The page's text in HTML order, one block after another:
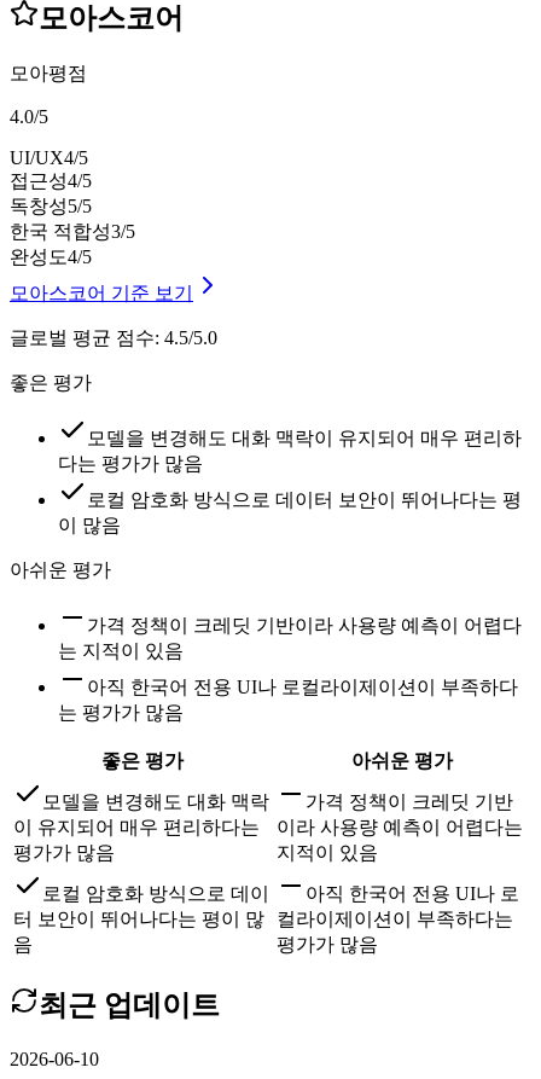
모아스코어
모아평점
4.0/5
UI/UX4/5
접근성4/5
독창성5/5
한국 적합성3/5
완성도4/5
모아스코어 기준 보기
글로벌 평균 점수: 4.5/5.0
좋은 평가
모델을 변경해도 대화 맥락이 유지되어 매우 편리하
다는 평가가 많음
로컬 암호화 방식으로 데이터 보안이 뛰어나다는 평
이 많음
아쉬운 평가
가격 정책이 크레딧 기반이라 사용량 예측이 어렵다
는 지적이 있음
아직 한국어 전용 UI나 로컬라이제이션이 부족하다
는 평가가 많음
좋은 평가
아쉬운 평가
모델을 변경해도 대화 맥락
이 유지되어 매우 편리하다는
평가가 많음
가격 정책이 크레딧 기반
이라 사용량 예측이 어렵다는
지적이 있음
로컬 암호화 방식으로 데이
터 보안이 뛰어나다는 평이 많
음
아직 한국어 전용 UI나 로
컬라이제이션이 부족하다는
평가가 많음
최근 업데이트
2026-06-10